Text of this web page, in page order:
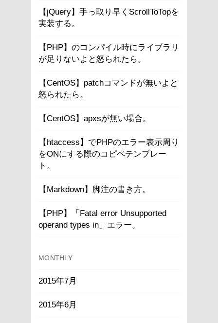
【jQuery】手っ取り早くScrollToTopを
実装する。
【PHP】のコンパイル時にライブラリ
が足りないよと怒られたら。
【CentOS】patchコマンドが無いよと
怒られたら。
【CentOS】apxsが無い場合。
【htaccess】でPHPのエラー表示周り
をONにする際のコピペテンプレー
ト。
【Markdown】脚注の書き方。
【PHP】「Fatal error Unsupported
operand types in」エラー。
MONTHLY
2015年7月
2015年6月